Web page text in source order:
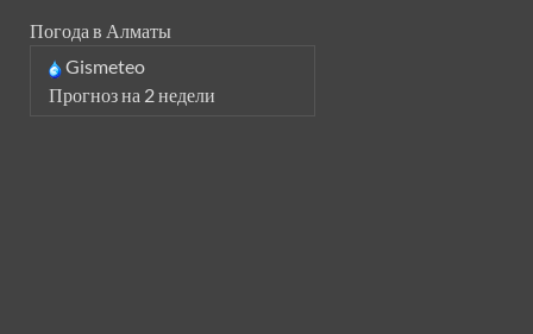
Погода в Алматы
Gismeteo
Прогноз на 2 недели